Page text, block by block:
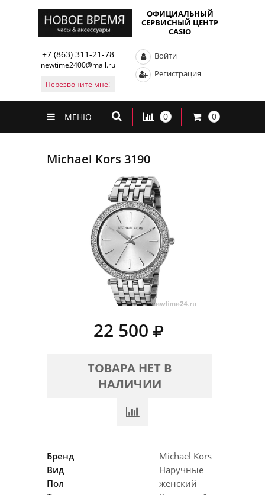
ОФИЦИАЛЬНЫЙ
СЕРВИСНЫЙ ЦЕНТР
CASIO
+7 (863) 311-21-78
newtime2400@mail.ru
Перезвоните мне!
Войти
Регистрация
МЕНЮ 0 0
Michael Kors 3190
22 500
ТОВАРА НЕТ В
НАЛИЧИИ
Бренд
Michael Kors
Вид
Наручные
Пол
женский